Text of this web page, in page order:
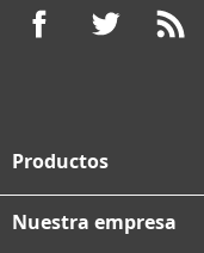
FacebookTwitter
Productos
Nuestra empresa